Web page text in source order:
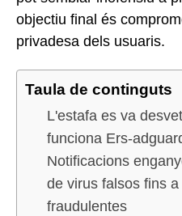
objectiu final és
privadesa dels usuaris.
Taula de continguts
L'estafa es va
funciona Ers-
Notificacions
de virus falsos fins
fraudulentes